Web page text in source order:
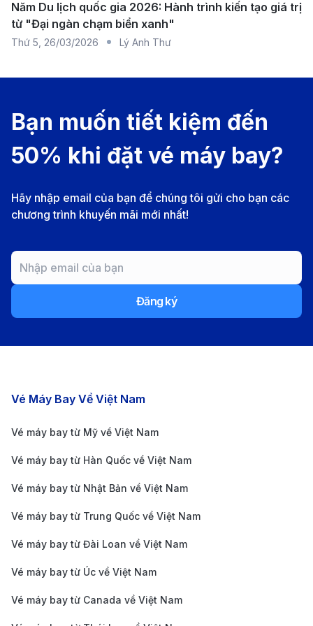
có nhiều tiện nghi cao cấp, sân bay vẫn đảm bảo dịch
vụ đầy đủ và thân thiện.
Thanh Hóa:
thời gian di chuyển mất khoảng 50-60 phút.
Xe buýt: Tuyến xe buýt số 19 từ sân bay Thọ
Xuân đến trung tâm thành phố Thanh Hóa có giá
vé khoảng 30,000 - 50,000 VNĐ.
Kinh nghiệm đặt vé máy bay từ Côn
Đặt vé sớm: Để có giá vé tốt nhất và nhiều lựa
đặc biệt vào mùa cao điểm và các dịp lễ.
điều này sẽ giúp tiết kiệm chi phí đáng kể.
Săn khuyến mãi và so sánh giá
cuối năm. Đăng ký nhận thông tin khuyến mãi từ
các nền tảng đặt vé như190Booking
không bỏ lỡ cơ hội săn vé giá rẻ.
Đảo đi Thanh Hóa trên 190Booking?
Năm Du lịch quốc gia 2026: Hành trình kiến tạo giá trị
từ "Đại ngàn chạm biển xanh"
Thứ 5 26/03/2026 Lý Anh Thư
Bạn muốn tiết kiệm đến
50% khi đặt vé máy bay?
Hãy nhập email của bạn để chúng tôi gửi cho bạn các
chương trình khuyến mãi mới nhất!
Đăng ký
Các chặng bay nổi bật
Vé Máy Bay Về Việt Nam
Vé máy bay từ Mỹ về Việt Nam
Vé máy bay từ Hàn Quốc về Việt Nam
Vé máy bay từ Nhật Bản về Việt Nam
Vé máy bay từ Trung Quốc về Việt Nam
Vé máy bay từ Đài Loan về Việt Nam
Vé máy bay từ Úc về Việt Nam
Vé máy bay từ Canada về Việt Nam